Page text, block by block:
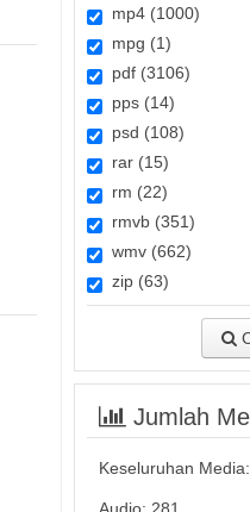
mp4 (1000)
mpg (1)
pdf (3106)
pps (14)
psd (108)
rar (15)
rm (22)
rmvb (351)
wmv (662)
zip (63)
Jumlah
Keseluruhan Media: